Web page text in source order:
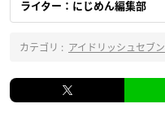
ライター：にじめん編集部
カテゴリ : アイドリッシュセブン